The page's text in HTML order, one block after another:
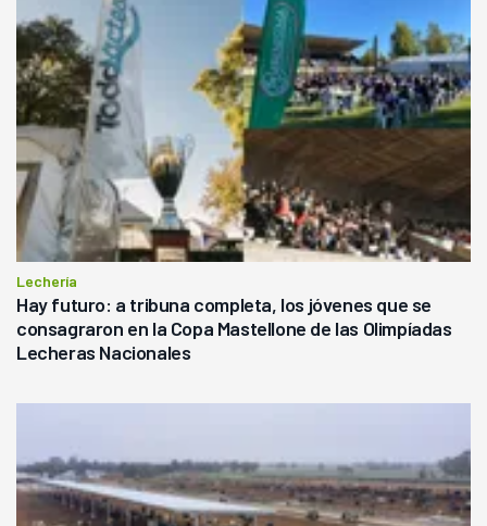
Lechería
Hay futuro: a tribuna completa, los jóvenes que se
consagraron en la Copa Mastellone de las Olimpíadas
Lecheras Nacionales